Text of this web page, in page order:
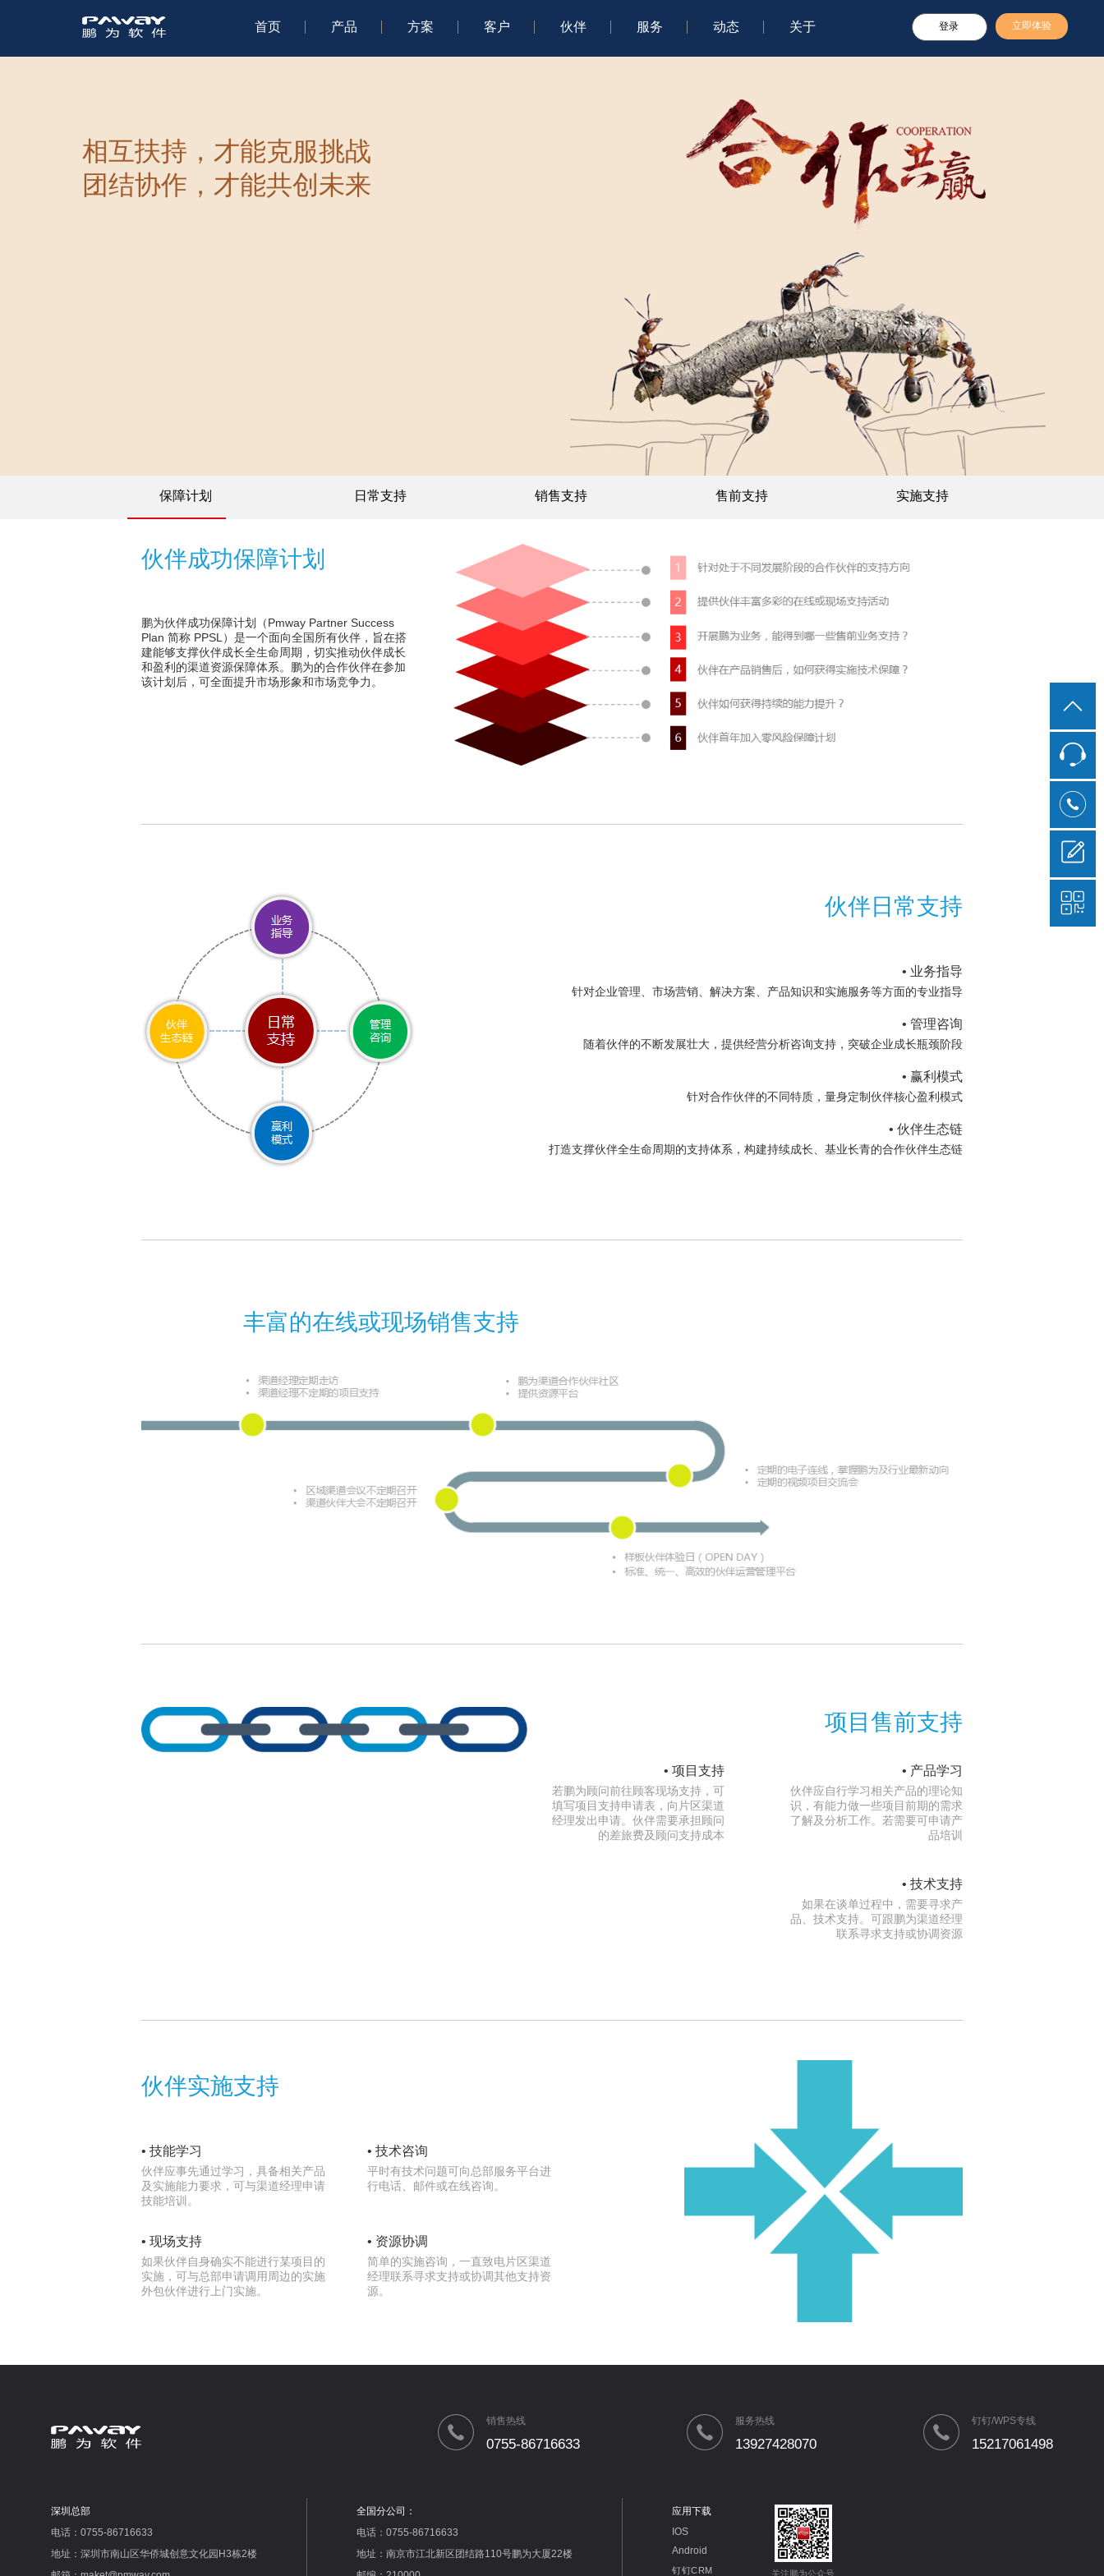
登录 立即体验
首页 产品 方案 客户 伙伴 服务 动态 关于
相互扶持，才能克服挑战
团结协作，才能共创未来
保障计划 日常支持 销售支持 售前支持 实施支持
伙伴成功保障计划
鹏为伙伴成功保障计划（Pmway Partner Success
Plan 简称 PPSL）是一个面向全国所有伙伴，旨在搭
建能够支撑伙伴成长全生命周期，切实推动伙伴成长
和盈利的渠道资源保障体系。鹏为的合作伙伴在参加
该计划后，可全面提升市场形象和市场竞争力。
伙伴日常支持
• 业务指导
针对企业管理、市场营销、解决方案、产品知识和实施服务等方面的专业指导
• 管理咨询
随着伙伴的不断发展壮大，提供经营分析咨询支持，突破企业成长瓶颈阶段
• 赢利模式
针对合作伙伴的不同特质，量身定制伙伴核心盈利模式
• 伙伴生态链
打造支撑伙伴全生命周期的支持体系，构建持续成长、基业长青的合作伙伴生态链
丰富的在线或现场销售支持
项目售前支持
• 产品学习
伙伴应自行学习相关产品的理论知
识，有能力做一些项目前期的需求
了解及分析工作。若需要可申请产
品培训
• 项目支持
若鹏为顾问前往顾客现场支持，可
填写项目支持申请表，向片区渠道
经理发出申请。伙伴需要承担顾问
的差旅费及顾问支持成本
• 技术支持
如果在谈单过程中，需要寻求产
品、技术支持。可跟鹏为渠道经理
联系寻求支持或协调资源
伙伴实施支持
• 技能学习
伙伴应事先通过学习，具备相关产品
及实施能力要求，可与渠道经理申请
技能培训。
• 技术咨询
平时有技术问题可向总部服务平台进
行电话、邮件或在线咨询。
• 现场支持
如果伙伴自身确实不能进行某项目的
实施，可与总部申请调用周边的实施
外包伙伴进行上门实施。
• 资源协调
简单的实施咨询，一直致电片区渠道
经理联系寻求支持或协调其他支持资
源。
钉钉/WPS专线
15217061498
服务热线
13927428070
销售热线
0755-86716633
深圳总部
电话：0755-86716633
地址：深圳市南山区华侨城创意文化园H3栋2楼
全国分公司：
电话：0755-86716633
地址：南京市江北新区团结路110号鹏为大厦22楼
应用下载
IOS
Android
钉钉CRM 关注鹏为公众号